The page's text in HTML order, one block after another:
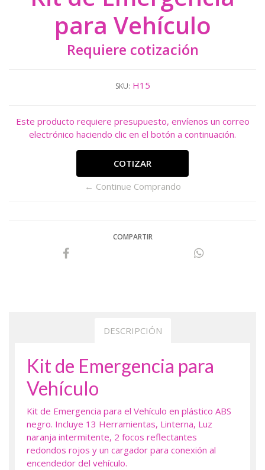
para Vehículo
Requiere cotización
SKU: H15
Este producto requiere presupuesto, envíenos un correo
electrónico haciendo clic en el botón a continuación.
COTIZAR
← Continue Comprando
COMPARTIR
DESCRIPCIÓN
Kit de Emergencia para
Vehículo
Kit de Emergencia para el Vehículo en plástico ABS
negro. Incluye 13 Herramientas, Linterna, Luz
naranja intermitente, 2 focos reflectantes
redondos rojos y un cargador para conexión al
encendedor del vehículo.